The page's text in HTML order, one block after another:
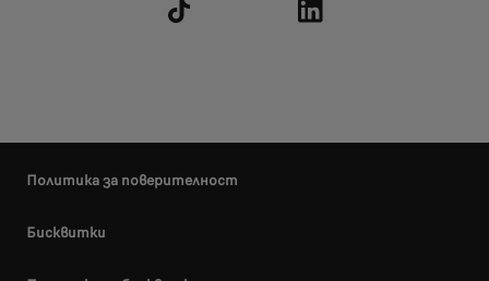
Политика за поверителност
Бисквитки